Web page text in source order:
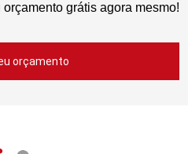
orçamento grátis agora mesmo!
orçamento